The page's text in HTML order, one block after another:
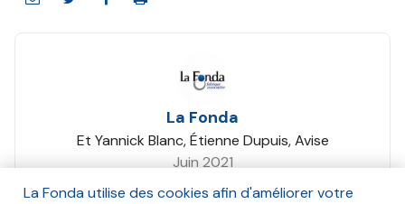
La Fonda
Et Yannick Blanc, Étienne Dupuis, Avise
Juin 2021
La Fonda utilise des cookies afin d'améliorer votre